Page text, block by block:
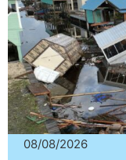
08/08/2026